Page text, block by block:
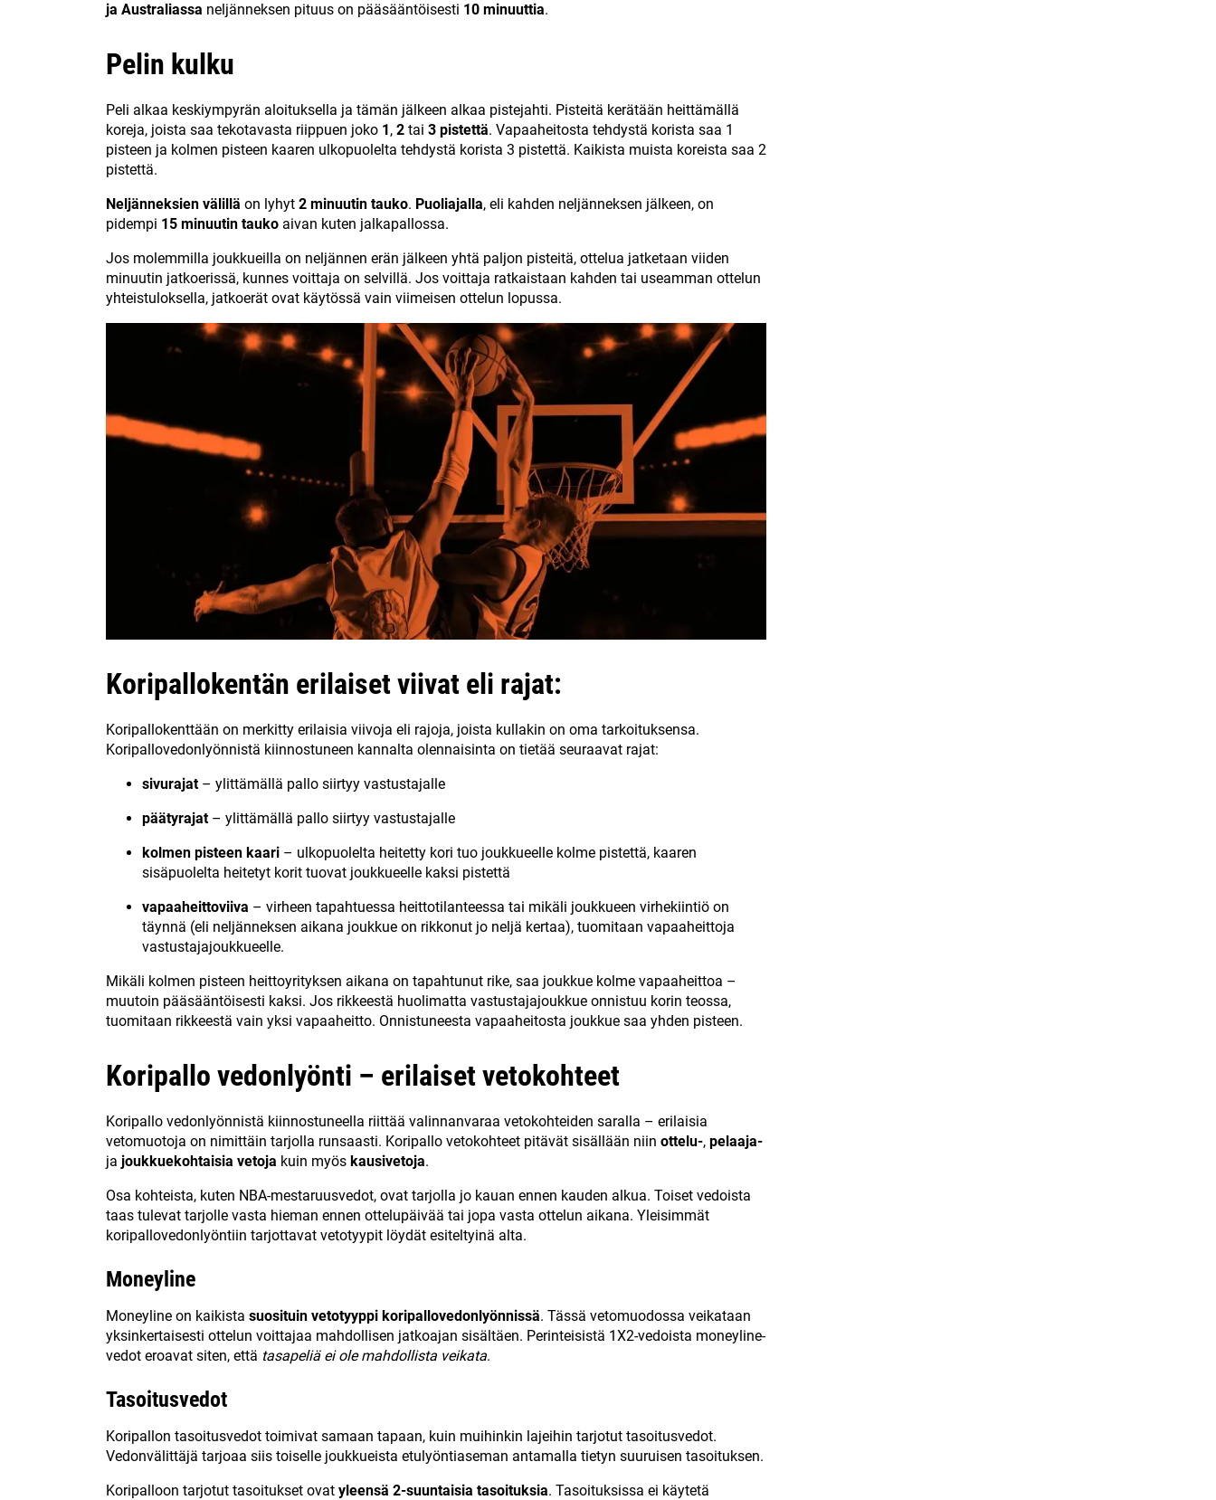
ja Australiassa neljänneksen pituus on pääsääntöisesti 10 minuuttia.
Pelin kulku
Peli alkaa keskiympyrän aloituksella ja tämän jälkeen alkaa pistejahti. Pisteitä kerätään heittämällä
koreja, joista saa tekotavasta riippuen joko 1, 2 tai 3 pistettä. Vapaaheitosta tehdystä korista saa 1
pisteen ja kolmen pisteen kaaren ulkopuolelta tehdystä korista 3 pistettä. Kaikista muista koreista saa 2
pistettä.
Neljänneksien välillä on lyhyt 2 minuutin tauko. Puoliajalla, eli kahden neljänneksen jälkeen, on
pidempi 15 minuutin tauko aivan kuten jalkapallossa.
Jos molemmilla joukkueilla on neljännen erän jälkeen yhtä paljon pisteitä, ottelua jatketaan viiden
minuutin jatkoerissä, kunnes voittaja on selvillä. Jos voittaja ratkaistaan kahden tai useamman ottelun
yhteistuloksella, jatkoerät ovat käytössä vain viimeisen ottelun lopussa.
Koripallokentän erilaiset viivat eli rajat:
Koripallokenttään on merkitty erilaisia viivoja eli rajoja, joista kullakin on oma tarkoituksensa.
Koripallovedonlyönnistä kiinnostuneen kannalta olennaisinta on tietää seuraavat rajat:
sivurajat– ylittämällä pallo siirtyy vastustajalle
päätyrajat– ylittämällä pallo siirtyy vastustajalle
kolmen pisteen kaari – ulkopuolelta heitetty kori tuo joukkueelle kolme pistettä, kaaren
sisäpuolelta heitetyt korit tuovat joukkueelle kaksi pistettä
vapaaheittoviiva – virheen tapahtuessa heittotilanteessa tai mikäli joukkueen virhekiintiö on
täynnä (eli neljänneksen aikana joukkue on rikkonut jo neljä kertaa), tuomitaan vapaaheittoja
vastustajajoukkueelle.
Mikäli kolmen pisteen heittoyrityksen aikana on tapahtunut rike, saa joukkue kolme vapaaheittoa –
muutoin pääsääntöisesti kaksi. Jos rikkeestä huolimatta vastustajajoukkue onnistuu korin teossa,
tuomitaan rikkeestä vain yksi vapaaheitto. Onnistuneesta vapaaheitosta joukkue saa yhden pisteen.
Koripallo vedonlyönti – erilaiset vetokohteet
Koripallo vedonlyönnistä kiinnostuneella riittää valinnanvaraa vetokohteiden saralla – erilaisia
vetomuotoja on nimittäin tarjolla runsaasti. Koripallo vetokohteet pitävät sisällään niin ottelu-, pelaaja-
ja joukkuekohtaisia vetoja kuin myös kausivetoja.
Osa kohteista, kuten NBA-mestaruusvedot, ovat tarjolla jo kauan ennen kauden alkua. Toiset vedoista
taas tulevat tarjolle vasta hieman ennen ottelupäivää tai jopa vasta ottelun aikana. Yleisimmät
koripallovedonlyöntiin tarjottavat vetotyypit löydät esiteltyinä alta.
Moneyline
Moneyline on kaikista suosituin vetotyyppi koripallovedonlyönnissä. Tässä vetomuodossa veikataan
yksinkertaisesti ottelun voittajaa mahdollisen jatkoajan sisältäen. Perinteisistä 1X2-vedoista moneyline-
vedot eroavat siten, että tasapeliä ei ole mahdollista veikata.
Tasoitusvedot
Koripallon tasoitusvedot toimivat samaan tapaan, kuin muihinkin lajeihin tarjotut tasoitusvedot.
Vedonvälittäjä tarjoaa siis toiselle joukkueista etulyöntiaseman antamalla tietyn suuruisen tasoituksen.
Koripalloon tarjotut tasoitukset ovat yleensä 2-suuntaisia tasoituksia. Tasoituksissa ei käytetä